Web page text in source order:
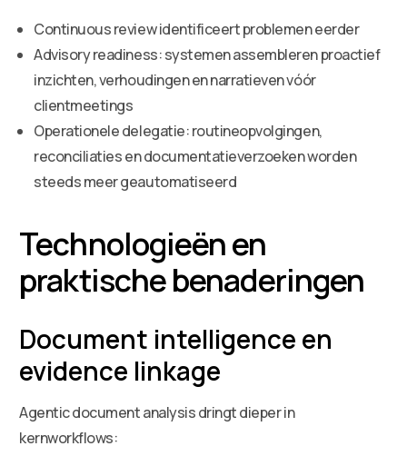
Continuous review identificeert problemen eerder
Advisory readiness: systemen assembleren proactief
inzichten, verhoudingen en narratieven vóór
clientmeetings
Operationele delegatie: routineopvolgingen,
reconciliaties en documentatieverzoeken worden
steeds meer geautomatiseerd
Technologieën en
praktische benaderingen
Document intelligence en
evidence linkage
Agentic document analysis dringt dieper in
kernworkflows: